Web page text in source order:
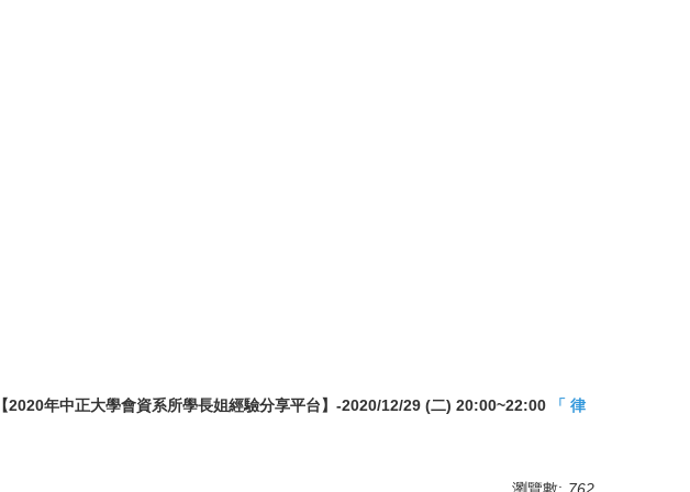
【2020年中正大學會資系所學長姐經驗分享平台】-2020/12/29 (二) 20:00~22:00
「 律
瀏覽數: 762